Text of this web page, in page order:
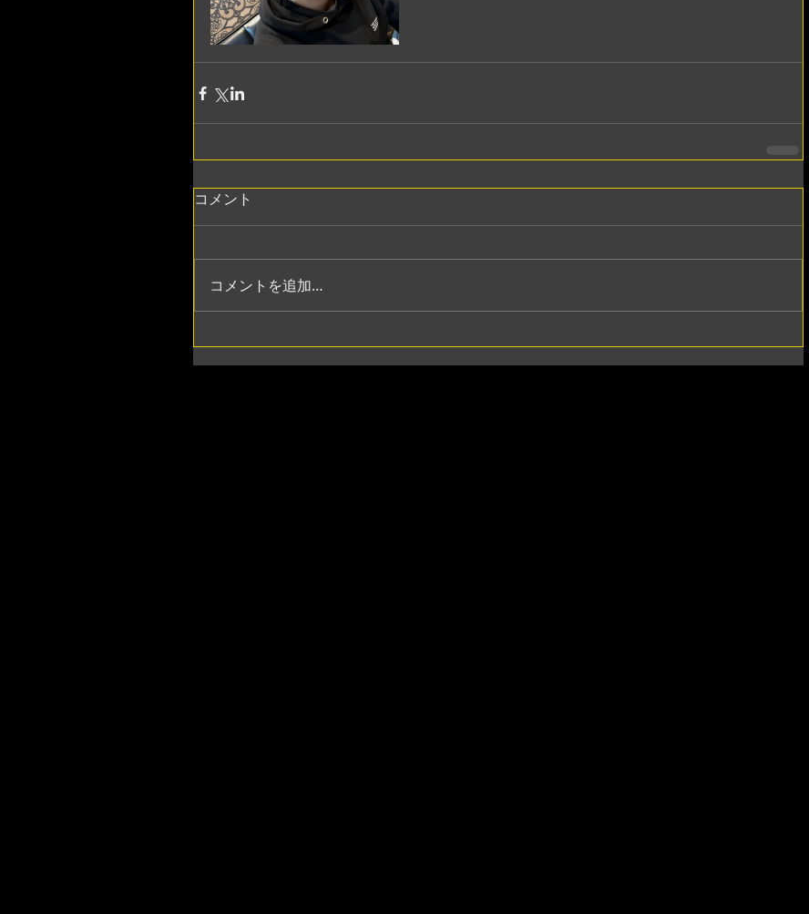
コメント
コメントを追加…